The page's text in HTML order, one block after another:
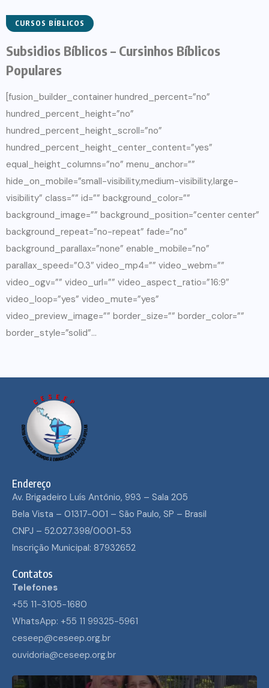
CURSOS BÍBLICOS
Subsidios Bíblicos – Cursinhos Bíblicos
Populares
[fusion_builder_container hundred_percent=”no”
hundred_percent_height=”no”
hundred_percent_height_scroll=”no”
hundred_percent_height_center_content=”yes”
equal_height_columns=”no” menu_anchor=””
hide_on_mobile=”small-visibility,medium-visibility,large-
visibility” class=”” id=”” background_color=””
background_image=”” background_position=”center center”
background_repeat=”no-repeat” fade=”no”
background_parallax=”none” enable_mobile=”no”
parallax_speed=”0.3″ video_mp4=”” video_webm=””
video_ogv=”” video_url=”” video_aspect_ratio=”16:9″
video_loop=”yes” video_mute=”yes”
video_preview_image=”” border_size=”” border_color=””
border_style=”solid”...
Endereço
Av. Brigadeiro Luís Antônio, 993 – Sala 205
Bela Vista – 01317-001 – São Paulo, SP – Brasil
CNPJ – 52.027.398/0001-53
Inscrição Municipal: 87932652
Contatos
Telefones
+55 11-3105-1680
WhatsApp: +55 11 99325-5961
ceseep@ceseep.org.br
ouvidoria@ceseep.org.br